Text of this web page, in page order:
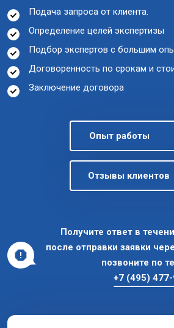
Подача запроса от клиента.
Определение целей экспертизы
Подбор экспертов с большим
Договоренность по срокам и
Заключение договора
Опыт работы
Отзывы клиентов
Получите ответ в
после отправки заявки
позвоните по
+7 (495)